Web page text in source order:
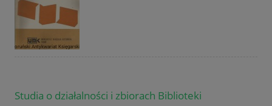
Studia o działalności i zbiorach Biblioteki